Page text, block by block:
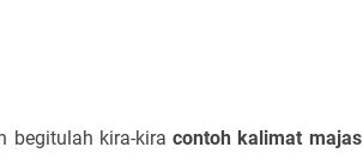
begitulah kira-kiracontoh kalimat majas